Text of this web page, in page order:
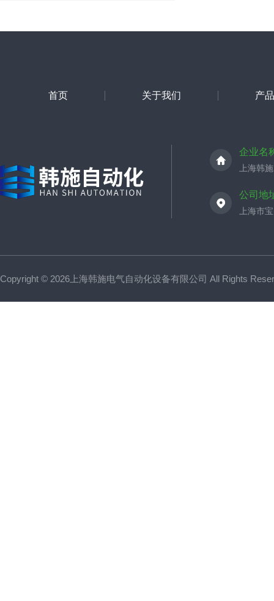
首页 关于我们 产
企业名
上海韩
公司地
上海市
Copyright © 2026上海韩施电气自动化设备有限公司 All Rights